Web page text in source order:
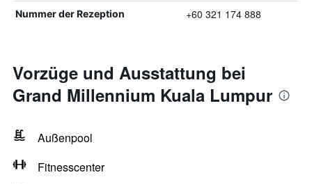
Nummer der Rezeption +60 321 174 888
Vorzüge und Ausstattung bei
Grand Millennium Kuala Lumpur
Außenpool
Fitnesscenter